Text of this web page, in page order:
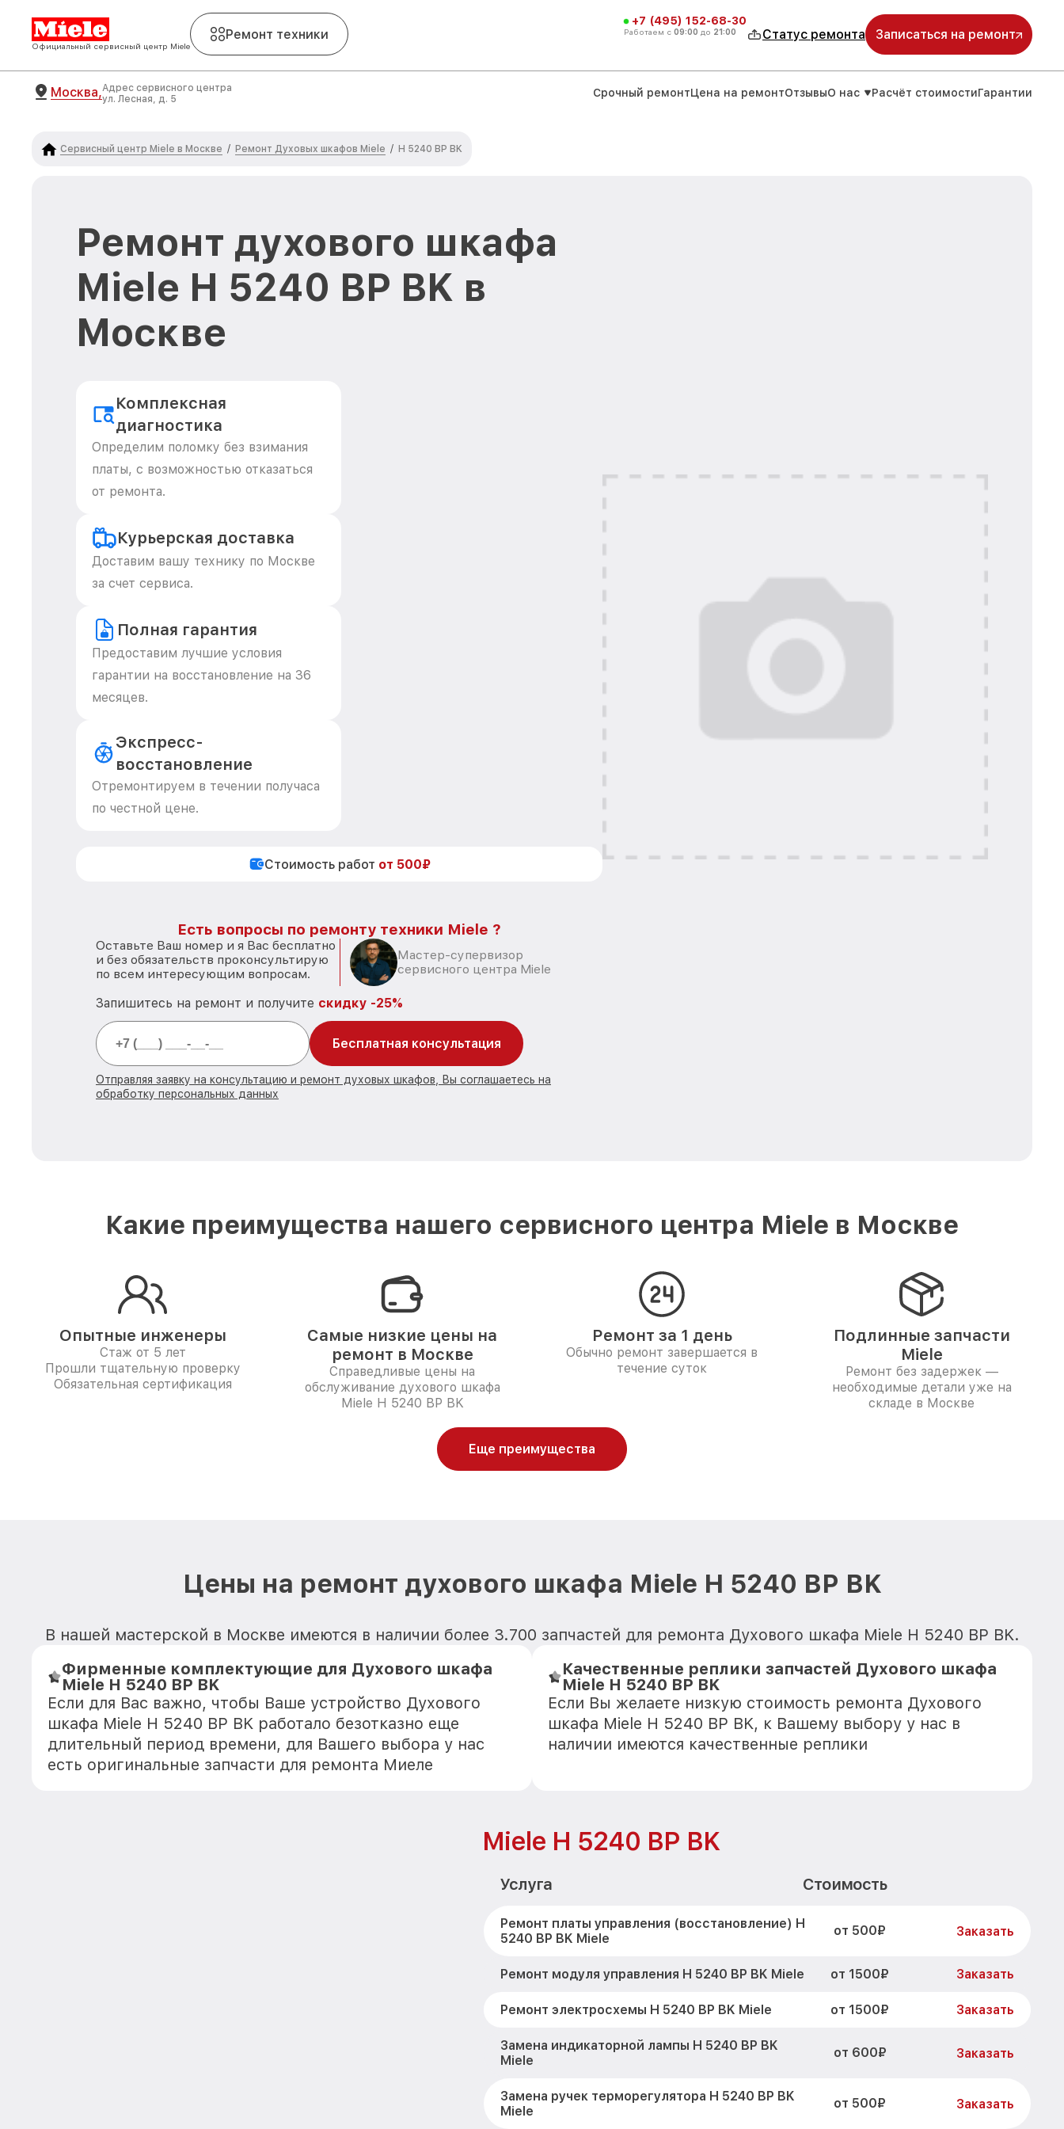
Официальный сервисный центр Miele
Ремонт техники
+7 (495) 152-68-30
Работаем с 09:00 до 21:00 Статус ремонта Записаться на ремонт
Москва,Адрес сервисного центра
ул. Лесная, д. 5
Срочный ремонтЦена на ремонтОтзывыО нас Расчёт стоимостиГарантии
Сервисный центр Miele в Москве / Ремонт Духовых шкафов Miele / H 5240 BP BK
Ремонт духового шкафа
Miele H 5240 BP BK в
Москве
Комплексная
диагностика
Определим поломку без взимания
платы, с возможностью отказаться
от ремонта.
Курьерская доставка
Доставим вашу технику по Москве
за счет сервиса.
Полная гарантия
Предоставим лучшие условия
гарантии на восстановление на 36
месяцев.
Экспресс-
восстановление
Отремонтируем в течении получаса
по честной цене.
Стоимость работ от 500₽
Есть вопросы по ремонту техники Miele ?
Оставьте Ваш номер и я Вас бесплатно
и без обязательств проконсультирую
по всем интересующим вопросам.
Мастер-супервизор
сервисного центра Miele
Запишитесь на ремонт и получите скидку -25%
Бесплатная консультация
Отправляя заявку на консультацию и ремонт духовых шкафов, Вы соглашаетесь на
обработку персональных данных
Какие преимущества нашего сервисного центра Miele в Москве
Опытные инженеры
Стаж от 5 лет
Прошли тщательную проверку
Обязательная сертификация
Самые низкие цены на
ремонт в Москве
Справедливые цены на
обслуживание духового шкафа
Miele H 5240 BP BK
Ремонт за 1 день
Обычно ремонт завершается в
течение суток
Подлинные запчасти
Miele
Ремонт без задержек —
необходимые детали уже на
складе в Москве
Еще преимущества
Цены на ремонт духового шкафа Miele H 5240 BP BK
В нашей мастерской в Москве имеются в наличии более 3.700 запчастей для ремонта Духового шкафа Miele H 5240 BP BK.
Фирменные комплектующие для Духового шкафа
Miele H 5240 BP BK
Если для Вас важно, чтобы Ваше устройство Духового
шкафа Miele H 5240 BP BK работало безотказно еще
длительный период времени, для Вашего выбора у нас
есть оригинальные запчасти для ремонта Миеле
Качественные реплики запчастей Духового шкафа
Miele H 5240 BP BK
Если Вы желаете низкую стоимость ремонта Духового
шкафа Miele H 5240 BP BK, к Вашему выбору у нас в
наличии имеются качественные реплики
Miele H 5240 BP BK
Услуга Стоимость
Ремонт платы управления (восстановление) H
5240 BP BK Miele
от 500₽ Заказать
Ремонт модуля управления H 5240 BP BK Miele от 1500₽ Заказать
Ремонт электросхемы H 5240 BP BK Miele от 1500₽ Заказать
Замена индикаторной лампы H 5240 BP BK
Miele
от 600₽ Заказать
Замена ручек терморегулятора H 5240 BP BK
Miele
от 500₽ Заказать